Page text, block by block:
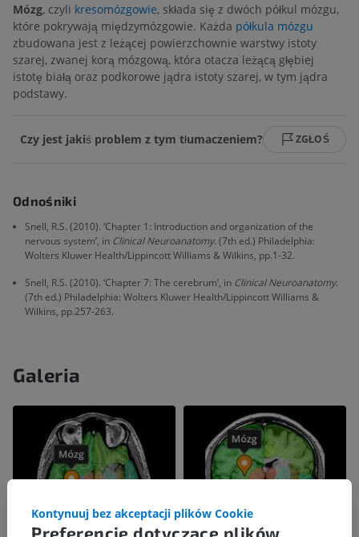
Mózg, czyli kresomózgowie, składa się z dwóch półkul mózgu,
które pokrywają międzymózgowie. Każda półkula mózgu
zbudowana jest z leżącej powierzchownie warstwy istoty
szarej, zwanej korą mózgową, która otacza leżącą głębiej
istotę białą oraz podkorowe jądra istoty szarej, w tym jądra
podstawy.
Czy jest jakiś problem z tym tłumaczeniem? ZGŁOŚ
Odnośniki
Snell, R.S. (2010). ‘Chapter 1: Introduction and organization of the
nervous system’, in Clinical Neuroanatomy. (7th ed.) Philadelphia:
Wolters Kluwer Health/Lippincott Williams & Wilkins, pp.1-32.
Snell, R.S. (2010). ‘Chapter 7: The cerebrum’, in Clinical Neuroanatomy.
(7th ed.) Philadelphia: Wolters Kluwer Health/Lippincott Williams &
Wilkins, pp.257-263.
Galeria
Preferencje dotyczące plików
Kontynuuj bez akceptacji plików Cookie